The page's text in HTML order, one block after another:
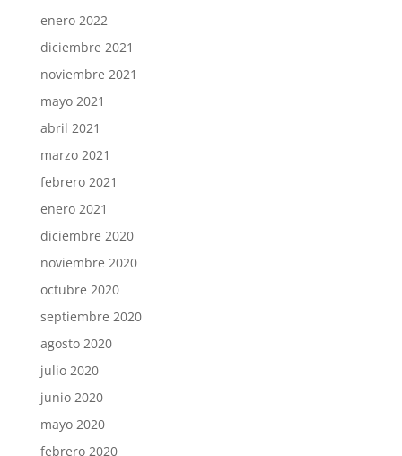
enero 2022
diciembre 2021
noviembre 2021
mayo 2021
abril 2021
marzo 2021
febrero 2021
enero 2021
diciembre 2020
noviembre 2020
octubre 2020
septiembre 2020
agosto 2020
julio 2020
junio 2020
mayo 2020
febrero 2020